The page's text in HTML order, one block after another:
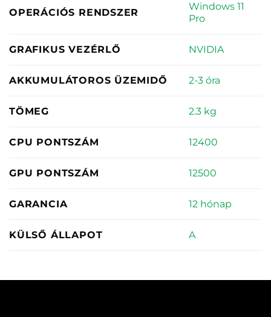
OPERÁCIÓS RENDSZER
Windows 11
Pro
GRAFIKUS VEZÉRLŐ NVIDIA
AKKUMULÁTOROS ÜZEMIDŐ 2-3 óra
TÖMEG 2.3 kg
CPU PONTSZÁM 12400
GPU PONTSZÁM 12500
GARANCIA 12 hónap
KÜLSŐ ÁLLAPOT A